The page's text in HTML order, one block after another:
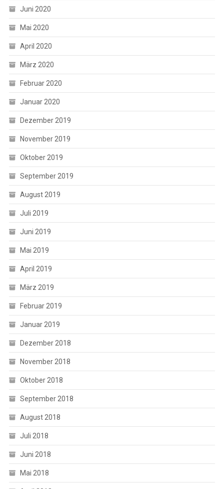
Juni 2020
Mai 2020
April 2020
März 2020
Februar 2020
Januar 2020
Dezember 2019
November 2019
Oktober 2019
September 2019
August 2019
Juli 2019
Juni 2019
Mai 2019
April 2019
März 2019
Februar 2019
Januar 2019
Dezember 2018
November 2018
Oktober 2018
September 2018
August 2018
Juli 2018
Juni 2018
Mai 2018